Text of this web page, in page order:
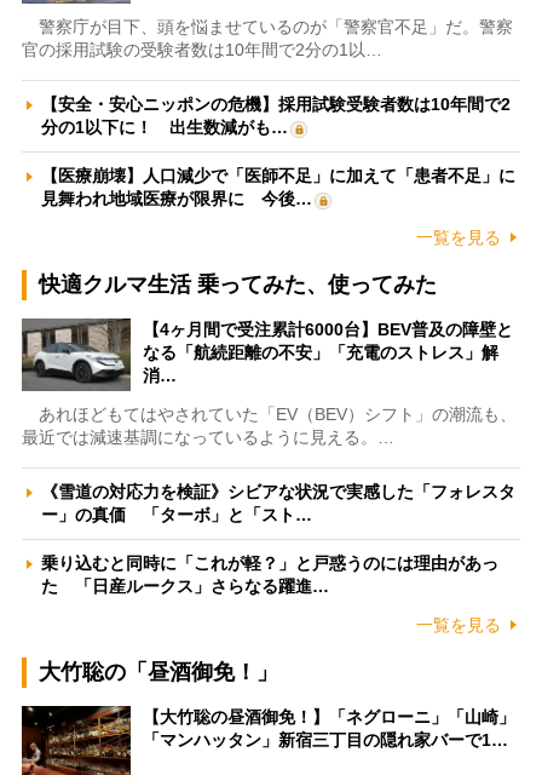
警察庁が目下、頭を悩ませているのが「警察官不足」だ。警察
官の採用試験の受験者数は10年間で2分の1以…
【安全・安心ニッポンの危機】採用試験受験者数は10年間で2
分の1以下に！ 出生数減がも…
【医療崩壊】人口減少で「医師不足」に加えて「患者不足」に
見舞われ地域医療が限界に 今後…
一覧を見る
快適クルマ生活 乗ってみた、使ってみた
【4ヶ月間で受注累計6000台】BEV普及の障壁と
なる「航続距離の不安」「充電のストレス」解
消…
あれほどもてはやされていた「EV（BEV）シフト」の潮流も、
最近では減速基調になっているように見える。…
《雪道の対応力を検証》シビアな状況で実感した「フォレスタ
ー」の真価 「ターボ」と「スト…
乗り込むと同時に「これが軽？」と戸惑うのには理由があっ
た 「日産ルークス」さらなる躍進…
一覧を見る
大竹聡の「昼酒御免！」
【大竹聡の昼酒御免！】「ネグローニ」「山崎」
「マンハッタン」新宿三丁目の隠れ家バーで1…